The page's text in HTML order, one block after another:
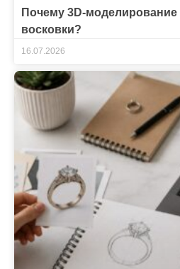
Почему 3D-
восковки?
16.07.2026